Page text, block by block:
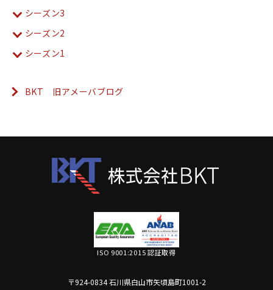
シーズン3
シーズン2
シーズン1
BKT 旧アメーバブログ
ISO 9001:2015 認証取得
〒924-0834 石川県白山市矢頃島町1001-2